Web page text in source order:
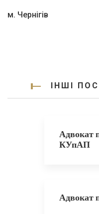
м. Чернігів
ІНШІ
Адвокат
КУпАП
Адвокат